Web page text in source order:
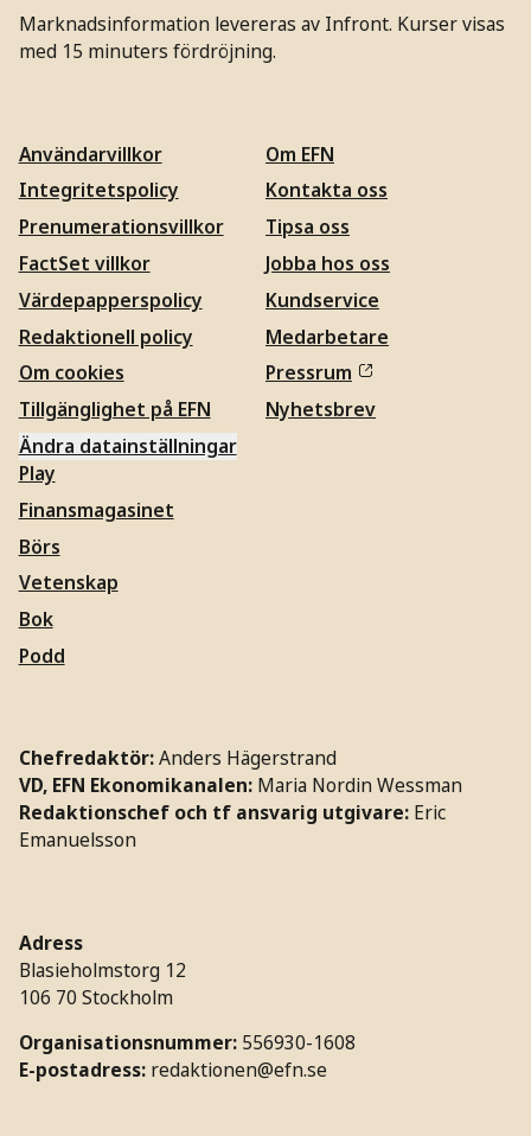
Marknadsinformation levereras av Infront. Kurser visas
med 15 minuters fördröjning.
Användarvillkor
Integritetspolicy
Prenumerationsvillkor
FactSet villkor
Värdepapperspolicy
Redaktionell policy
Om cookies
Tillgänglighet på EFN
Ändra datainställningar
Om EFN
Kontakta oss
Tipsa oss
Jobba hos oss
Kundservice
Medarbetare
Pressrum
Nyhetsbrev
Play
Finansmagasinet
Börs
Vetenskap
Bok
Podd
Chefredaktör:Anders Hägerstrand
VD, EFN Ekonomikanalen: Maria Nordin Wessman
Redaktionschef och tf ansvarig utgivare: Eric
Emanuelsson
Adress
Blasieholmstorg 12
106 70 Stockholm
Organisationsnummer: 556930-1608
E-postadress: redaktionen@efn.se